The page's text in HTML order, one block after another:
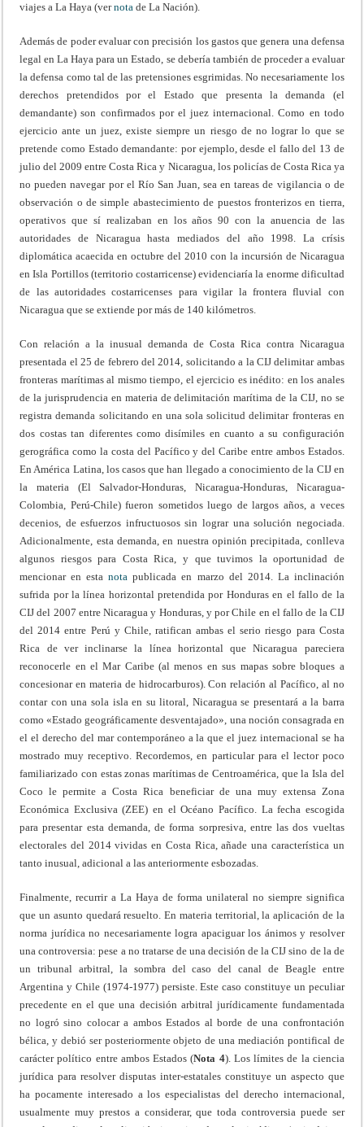
viajes a La Haya (vernota de La Nación).
Además de poder evaluar con precisión los gastos que genera una defensa
legal en La Haya para un Estado, se debería también de proceder a evaluar
la defensa como tal de las pretensiones esgrimidas. No necesariamente los
derechos pretendidos por el Estado que presenta la demanda (el
demandante) son confirmados por el juez internacional. Como en todo
ejercicio ante un juez, existe siempre un riesgo de no lograr lo que se
pretende como Estado demandante: por ejemplo, desde el fallo del 13 de
julio del 2009 entre Costa Rica y Nicaragua, los policías de Costa Rica ya
no pueden navegar por el Río San Juan, sea en tareas de vigilancia o de
observación o de simple abastecimiento de puestos fronterizos en tierra,
operativos que sí realizaban en los años 90 con la anuencia de las
autoridades de Nicaragua hasta mediados del año 1998. La crísis
diplomática acaecida en octubre del 2010 con la incursión de Nicaragua
en Isla Portillos (territorio costarricense) evidenciaría la enorme dificultad
de las autoridades costarricenses para vigilar la frontera fluvial con
Nicaragua que se extiende por más de 140 kilómetros.
Con relación a la inusual demanda de Costa Rica contra Nicaragua
presentada el 25 de febrero del 2014, solicitando a la CIJ delimitar ambas
fronteras marítimas al mismo tiempo, el ejercicio es inédito: en los anales
de la jurisprudencia en materia de delimitación marítima de la CIJ, no se
registra demanda solicitando en una sola solicitud delimitar fronteras en
dos costas tan diferentes como disímiles en cuanto a su configuración
gerográfica como la costa del Pacífico y del Caribe entre ambos Estados.
En América Latina, los casos que han llegado a conocimiento de la CIJ en
la materia (El Salvador-Honduras, Nicaragua-Honduras, Nicaragua-
Colombia, Perú-Chile) fueron sometidos luego de largos años, a veces
decenios, de esfuerzos infructuosos sin lograr una solución negociada.
Adicionalmente, esta demanda, en nuestra opinión precipitada, conlleva
algunos riesgos para Costa Rica, y que tuvimos la oportunidad de
mencionar en estanota publicada en marzo del 2014. La inclinación
sufrida por la línea horizontal pretendida por Honduras en el fallo de la
CIJ del 2007 entre Nicaragua y Honduras, y por Chile en el fallo de la CIJ
del 2014 entre Perú y Chile, ratifican ambas el serio riesgo para Costa
Rica de ver inclinarse la línea horizontal que Nicaragua pareciera
reconocerle en el Mar Caribe (al menos en sus mapas sobre bloques a
concesionar en materia de hidrocarburos). Con relación al Pacífico, al no
contar con una sola isla en su litoral, Nicaragua se presentará a la barra
como «Estado geográficamente desventajado», una noción consagrada en
el el derecho del mar contemporáneo a la que el juez internacional se ha
mostrado muy receptivo. Recordemos, en particular para el lector poco
familiarizado con estas zonas marítimas de Centroamérica, que la Isla del
Coco le permite a Costa Rica beneficiar de una muy extensa Zona
Económica Exclusiva (ZEE) en el Océano Pacífico. La fecha escogida
para presentar esta demanda, de forma sorpresiva, entre las dos vueltas
electorales del 2014 vividas en Costa Rica, añade una característica un
tanto inusual, adicional a las anteriormente esbozadas.
Finalmente, recurrir a La Haya de forma unilateral no siempre significa
que un asunto quedará resuelto. En materia territorial, la aplicación de la
norma jurídica no necesariamente logra apaciguar los ánimos y resolver
una controversia: pese a no tratarse de una decisión de la CIJ sino de la de
un tribunal arbitral, la sombra del caso del canal de Beagle entre
Argentina y Chile (1974-1977) persiste. Este caso constituye un peculiar
precedente en el que una decisión arbitral jurídicamente fundamentada
no logró sino colocar a ambos Estados al borde de una confrontación
bélica, y debió ser posteriormente objeto de una mediación pontifical de
carácter político entre ambos Estados (Nota 4). Los límites de la ciencia
jurídica para resolver disputas inter-estatales constituye un aspecto que
ha pocamente interesado a los especialistas del derecho internacional,
usualmente muy prestos a considerar, que toda controversia puede ser